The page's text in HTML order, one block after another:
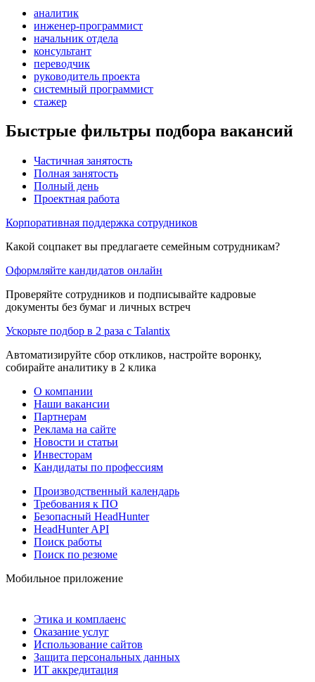
аналитик
инженер-программист
начальник отдела
консультант
переводчик
руководитель проекта
системный программист
стажер
Быстрые фильтры подбора вакансий
Частичная занятость
Полная занятость
Полный день
Проектная работа
Корпоративная поддержка сотрудников
Какой соцпакет вы предлагаете семейным сотрудникам?
Оформляйте кандидатов онлайн
Проверяйте сотрудников и подписывайте кадровые
документы без бумаг и личных встреч
Ускорьте подбор в 2 раза с Talantix
Автоматизируйте сбор откликов, настройте воронку,
собирайте аналитику в 2 клика
О компании
Наши вакансии
Партнерам
Реклама на сайте
Новости и статьи
Инвесторам
Кандидаты по профессиям
Производственный календарь
Требования к ПО
Безопасный HeadHunter
HeadHunter API
Поиск работы
Поиск по резюме
Мобильное приложение
Этика и комплаенс
Оказание услуг
Использование сайтов
Защита персональных данных
ИТ аккредитация